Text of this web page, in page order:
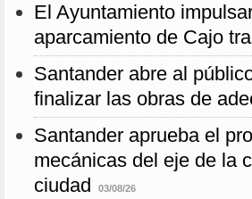
El Ayuntamiento
aparcamiento de Cajo
Santander abre al
finalizar las obras de
Santander aprueba el
mecánicas del eje de la
ciudad
03/08/26